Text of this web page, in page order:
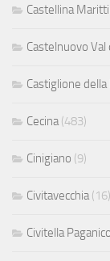
Castellina
Castelnuovo Val
Castiglione della
Cecina (483)
Cinigiano (9)
Civitavecchia (16)
Civitella Paganico